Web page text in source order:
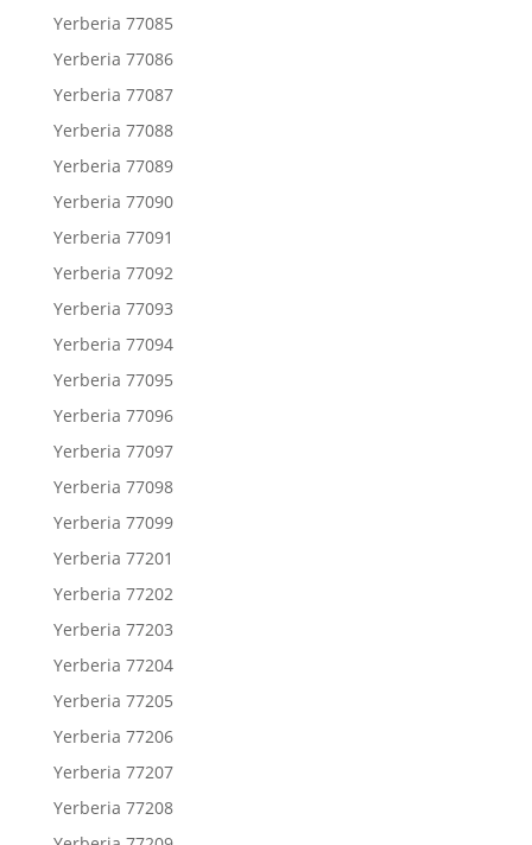
Yerberia 77085
Yerberia 77086
Yerberia 77087
Yerberia 77088
Yerberia 77089
Yerberia 77090
Yerberia 77091
Yerberia 77092
Yerberia 77093
Yerberia 77094
Yerberia 77095
Yerberia 77096
Yerberia 77097
Yerberia 77098
Yerberia 77099
Yerberia 77201
Yerberia 77202
Yerberia 77203
Yerberia 77204
Yerberia 77205
Yerberia 77206
Yerberia 77207
Yerberia 77208